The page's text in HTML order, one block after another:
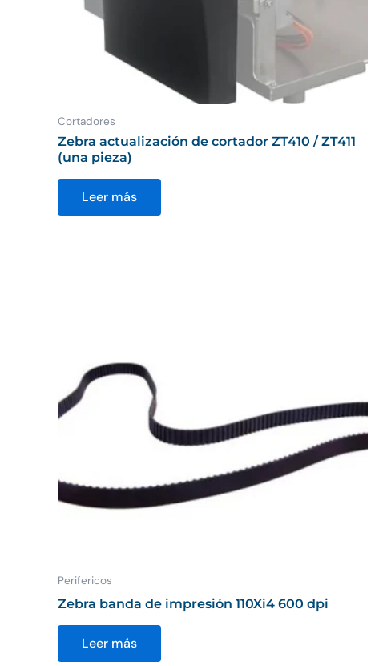
Cortadores
Zebra actualización de cortador ZT410 / ZT411
(una pieza)
Leer más
Perifericos
Zebra banda de impresión 110Xi4 600 dpi
Leer más